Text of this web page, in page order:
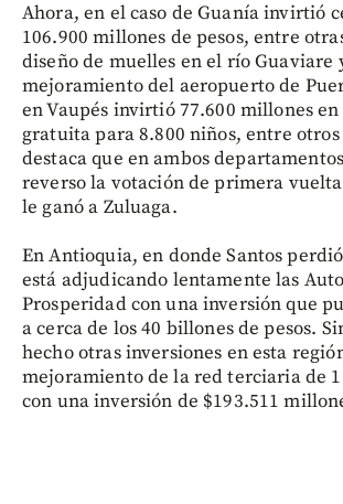
Ahora, en el caso de Guanía invirtió
106.900 millones de pesos, entre
diseño de muelles en el río Guaviare
mejoramiento del aeropuerto de
en Vaupés invirtió 77.600 millones
gratuita para 8.800 niños, entre otros
destaca que en ambos
reverso la votación de primera
le ganó a Zuluaga.
En Antioquia, en donde Santos
está adjudicando lentamente las
Prosperidad con una inversión que
a cerca de los 40 billones de pesos.
hecho otras inversiones en esta
mejoramiento de la red terciaria de
con una inversión de $193.511